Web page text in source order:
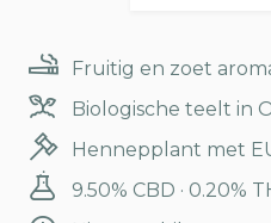
Fruitig en zoet
Biologische teelt in
Hennepplant met
9.50% CBD · 0.20%